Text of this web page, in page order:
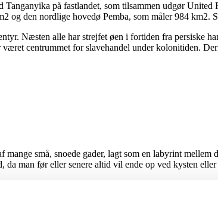
på fastlandet, som tilsammen udgør United
den nordlige hovedø Pemba, som måler 984 km2.
Næsten alle har strejfet øen i fortiden fra persiske
centrummet for slavehandel under kolonitiden.
små, snoede gader, lagt som en labyrint
man før eller senere altid vil ende op ved kysten
gader. Det kan eksempelvis være lyden af
butikker som sælger kunstvarer samt andre